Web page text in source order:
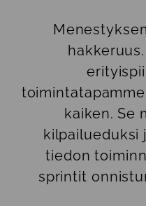
kaiken. Se
kilpailueduksi
tiedon
sprintit